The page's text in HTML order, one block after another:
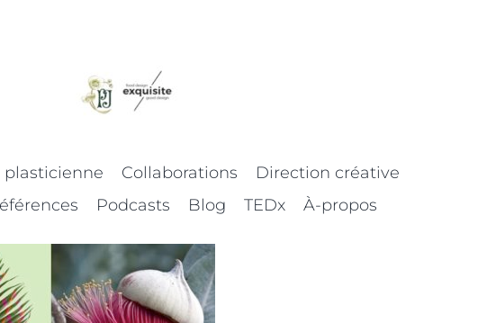
plasticienne Collaborations
Direction créative
Podcasts Blog TEDx À-propos